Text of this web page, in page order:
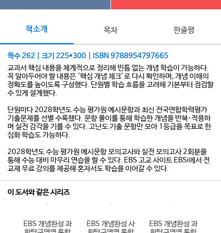
책소개 목차 한줄평
쪽수 262 | 크기 225*300 | ISBN 9788954797665
교과서 핵심 내용을 체계적으로 정리해 빈틈 없는 개념 학습이 가능하다.
꼭 알아두어야 할 내용은 ‘핵심 개념 체크’로 다시 확인하며, 개념 이해의
정확도를 높이도록 구성했다. 단원별 학습 흐름을 고려해 기본부터 점검할
수 있게 설계했다.
단원마다 2028학년도 수능 평가원 예시문항과 최신 전국연합학력평가
기출문제를 선별 수록했다. 문항 풀이를 통해 학습한 개념을 반복·적용하
며 실전 감각을 기를 수 있다. 고난도 기출 문항만 모아 1등급을 목표로 한
심화 학습도 가능하다.
2028학년도 수능 평가원 예시문항 모의고사와 실전 모의고사 2회분을
통해 수능 대비 마무리 연습을 할 수 있다. EBS 고교 사이트 EBSi에서 전
교재 무료 강의를 제공해 혼자서도 학습을 이어갈 수 있다.
이 도서와 같은 시리즈
EBS 개념완성 과
EBS 개념완성 사
EBS 개념완성 과